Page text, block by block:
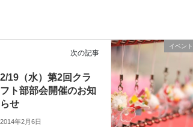
イベント
次の記事
2/19（水）第2回クラ
フト部部会開催のお知
らせ
2014年2月6日